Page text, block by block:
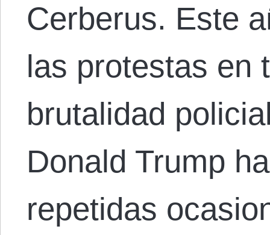
Cerberus. Este
las protestas en
brutalidad
Donald Trump
repetidas